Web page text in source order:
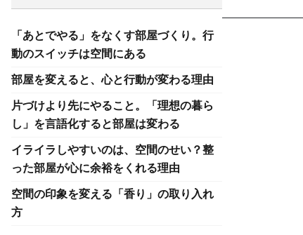
「あとでやる」をなくす部屋づくり。行
動のスイッチは空間にある
部屋を変えると、心と行動が変わる理由
片づけより先にやること。「理想の暮ら
し」を言語化すると部屋は変わる
イライラしやすいのは、空間のせい？整
った部屋が心に余裕をくれる理由
空間の印象を変える「香り」の取り入れ
方